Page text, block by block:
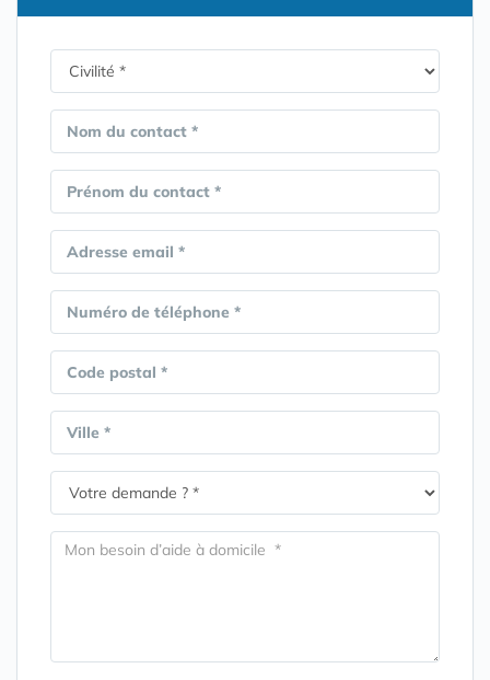
Nom du contact *
Prénom du contact *
Adresse email *
Numéro de téléphone *
Code postal *
Ville *